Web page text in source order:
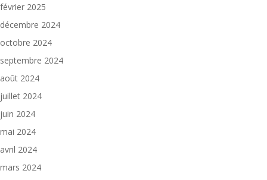
février 2025
décembre 2024
octobre 2024
septembre 2024
août 2024
juillet 2024
juin 2024
mai 2024
avril 2024
mars 2024